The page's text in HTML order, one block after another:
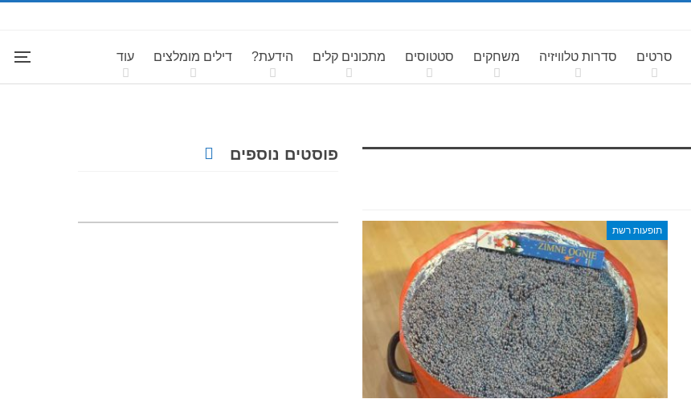
סרטים סדרות טלוויזיה משחקים סטטוסים מתכונים קלים הידעת? דילים מומלצים עוד
תופעות רשת
פוסטים נוספים